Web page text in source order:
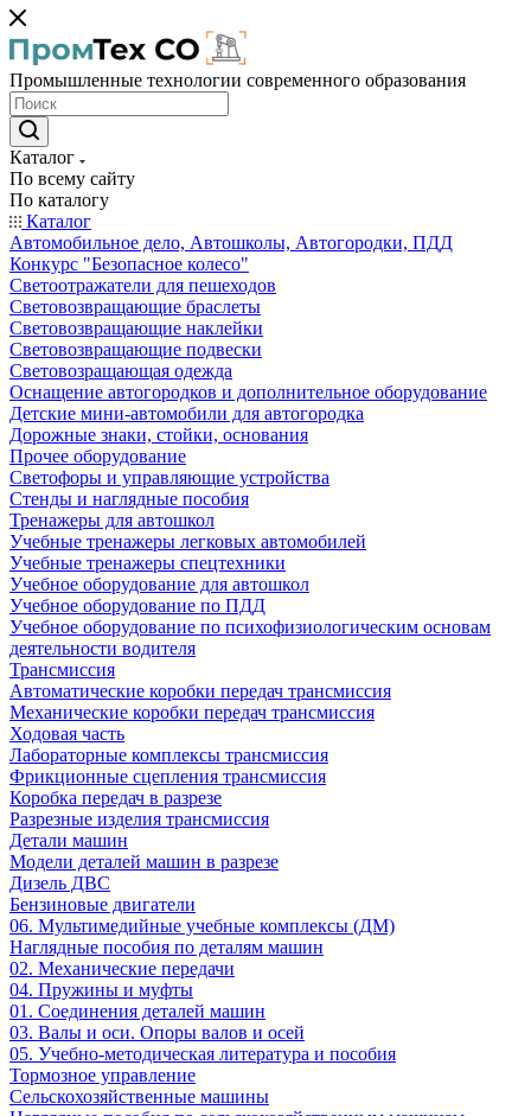
Промышленные технологии современного образования
Каталог
По всему сайту
По каталогу
Каталог
Автомобильное дело, Автошколы, Автогородки, ПДД
Конкурс "Безопасное колесо"
Светоотражатели для пешеходов
Световозвращающие браслеты
Световозвращающие наклейки
Световозвращающие подвески
Световозращающая одежда
Оснащение автогородков и дополнительное оборудование
Детские мини-автомобили для автогородка
Дорожные знаки, стойки, основания
Прочее оборудование
Светофоры и управляющие устройства
Стенды и наглядные пособия
Тренажеры для автошкол
Учебные тренажеры легковых автомобилей
Учебные тренажеры спецтехники
Учебное оборудование для автошкол
Учебное оборудование по ПДД
Учебное оборудование по психофизиологическим основам
деятельности водителя
Трансмиссия
Автоматические коробки передач трансмиссия
Механические коробки передач трансмиссия
Ходовая часть
Лабораторные комплексы трансмиссия
Фрикционные сцепления трансмиссия
Коробка передач в разрезе
Разрезные изделия трансмиссия
Детали машин
Модели деталей машин в разрезе
Дизель ДВС
Бензиновые двигатели
06. Мультимедийные учебные комплексы (ДМ)
Наглядные пособия по деталям машин
02. Механические передачи
04. Пружины и муфты
01. Соединения деталей машин
03. Валы и оси. Опоры валов и осей
05. Учебно-методическая литература и пособия
Тормозное управление
Сельскохозяйственные машины